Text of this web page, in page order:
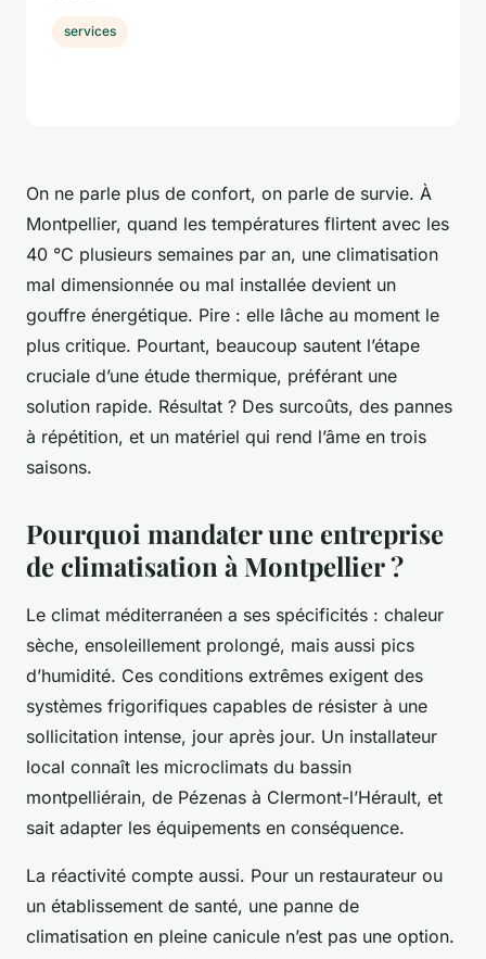
On ne parle plus de confort, on parle de survie. À
Montpellier, quand les températures flirtent avec les
40 °C plusieurs semaines par an, une climatisation
mal dimensionnée ou mal installée devient un
gouffre énergétique. Pire : elle lâche au moment le
plus critique. Pourtant, beaucoup sautent l’étape
cruciale d’une étude thermique, préférant une
solution rapide. Résultat ? Des surcoûts, des pannes
à répétition, et un matériel qui rend l’âme en trois
saisons.
Pourquoi mandater une entreprise
de climatisation à Montpellier ?
Le climat méditerranéen a ses spécificités : chaleur
sèche, ensoleillement prolongé, mais aussi pics
d’humidité. Ces conditions extrêmes exigent des
systèmes frigorifiques capables de résister à une
sollicitation intense, jour après jour. Un installateur
local connaît les microclimats du bassin
montpelliérain, de Pézenas à Clermont-l’Hérault, et
sait adapter les équipements en conséquence.
La réactivité compte aussi. Pour un restaurateur ou
un établissement de santé, une panne de
climatisation en pleine canicule n’est pas une option.
services